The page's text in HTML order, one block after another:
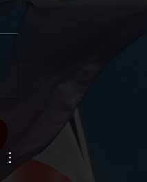
шановного посла
Індонезії, та
йому та дружньому